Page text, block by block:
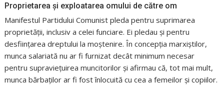
Proprietarea și exploatarea omului de către om
Manifestul Partidului Comunist pleda pentru suprimarea
proprietății, inclusiv a celei funciare. Ei pledau și pentru
desființarea dreptului la moștenire. În concepția marxiștilor,
munca salariată nu ar fi furnizat decât minimum necesar
pentru supraviețuirea muncitorilor și afirmau că, tot mai mult,
munca bărbaților ar fi fost înlocuită cu cea a femeilor și copiilor.